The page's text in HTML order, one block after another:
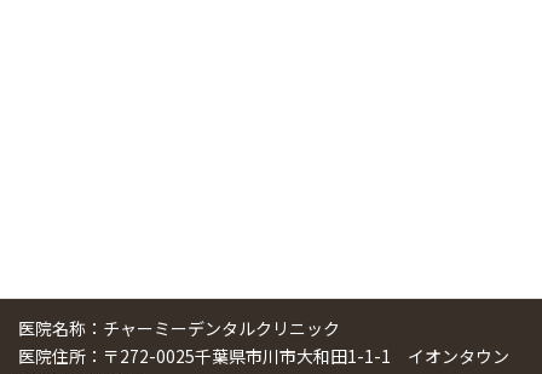
医院名称：チャーミーデンタルクリニック
医院住所：〒272-0025千葉県市川市大和田1-1-1 イオンタウン